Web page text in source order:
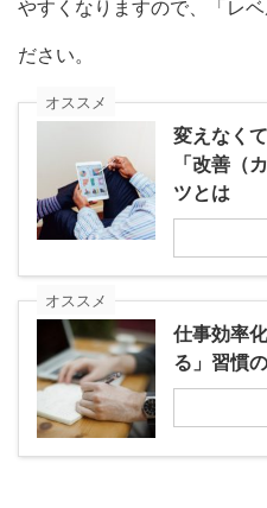
やすくなりますので、「レ
ださい。
オススメ
変えなく
「改善（
ツとは
オススメ
仕事効率
る」習慣